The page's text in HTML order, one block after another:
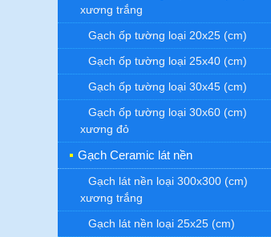
xương trắng
Gạch ốp tường loại 20x25 (cm)
Gạch ốp tường loại 25x40 (cm)
Gạch ốp tường loại 30x45 (cm)
Gạch ốp tường loại 30x60 (cm)
xương đỏ
Gạch Ceramic lát nền
Gạch lát nền loại 300x300 (cm)
xương trắng
Gạch lát nền loại 25x25 (cm)